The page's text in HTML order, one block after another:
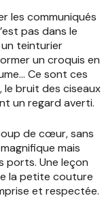
les communiqués
pas dans le
teinturier
un croquis en
Ce sont ces
bruit des ciseaux
un regard averti.
de cœur, sans
mais
ports. Une leçon
la petite couture
et respectée.